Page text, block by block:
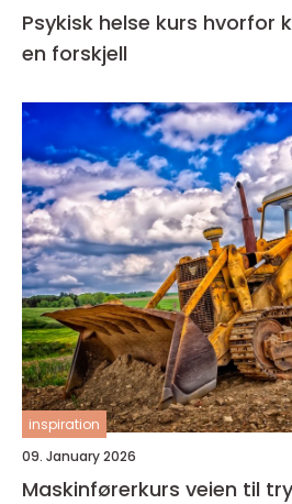
Psykisk helse kurs hvorfor kompetanse gjør
en forskjell
inspiration
09. January 2026
Maskinførerkurs veien til trygg og effektiv